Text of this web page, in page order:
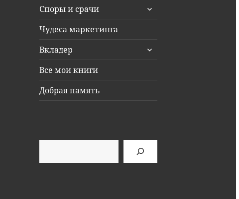
Споры и срачи
раскрыть
Чудеса маркетинга
Вкладер
раскрыть
Все мои книги
Добрая память